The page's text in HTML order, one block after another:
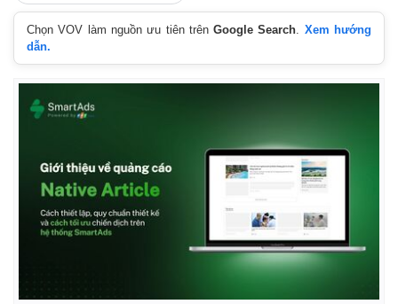
Thể thao
Ô tô - Xe máy
Ô tô
Xe máy
Chọn VOV làm nguồn ưu tiên trênGoogle Search. Xem hướng
dẫn.